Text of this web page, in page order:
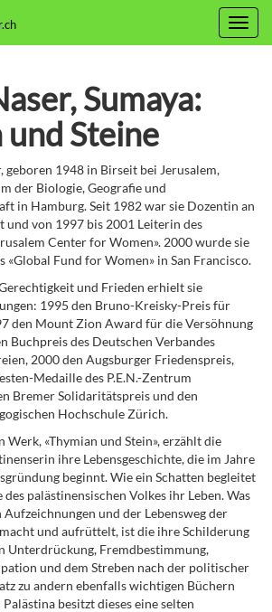
Sumaya:
Steine
geboren 1948 in Birseit bei Jerusalem,
der Biologie, Geografie und
in Hamburg. Seit 1982 war sie Dozentin an
von 1997 bis 2001 Leiterin des
Center for Women». 2000 wurde sie
«Global Fund for Women» in San Francisco.
und Frieden erhielt sie
1995 den Bruno-Kreisky-Preis für
den Mount Zion Award für die Versöhnung
Buchpreis des Deutschen Verbandes
2000 den Augsburger Friedenspreis,
Medaille des P.E.N.-Zentrum
Bremer Solidaritätspreis und den
Hochschule Zürich.
Werk, «Thymian und Stein», erzählt die
ihre Lebensgeschichte, die im Jahre
beginnt. Wie ein Schatten begleitet
palästinensischen Volkes ihr Leben. Was
und der Lebensweg der
und aufrüttelt, ist die ihre Schilderung
Unterdrückung, Fremdbestimmung,
und dem Streben nach der politischer
zu andern ebenfalls wichtigen Büchern
besitzt dieses eine selten